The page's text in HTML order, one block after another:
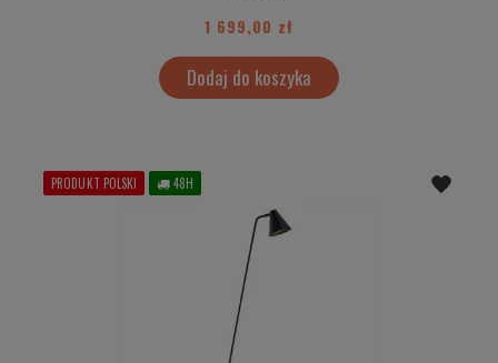
1 699,00 zł
Dodaj do koszyka
PRODUKT POLSKI 48H